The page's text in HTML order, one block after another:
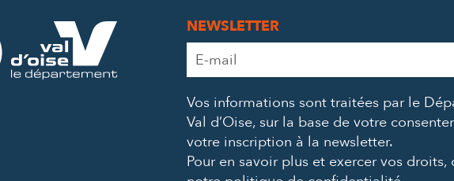
NEWSLETTER
Adresse
e-
*
Vos informations sont traitées par le
Val d’Oise, sur la base de votre
votre inscription à la newsletter.
Pour en savoir plus et exercer vos droits,